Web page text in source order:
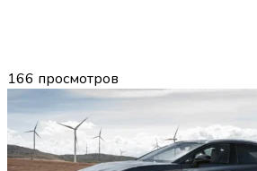
166 просмотров